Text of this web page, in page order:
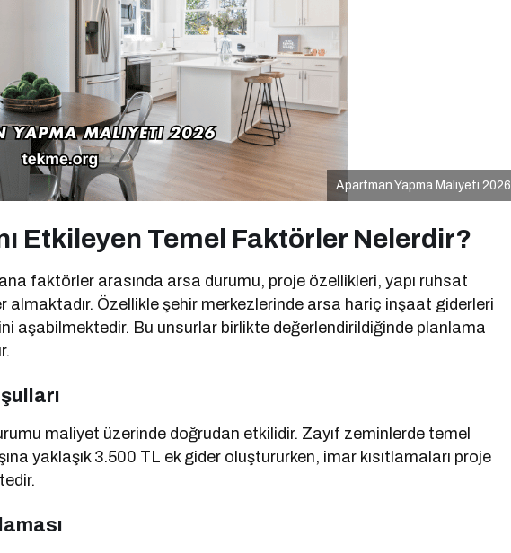
Apartman Yapma Maliyeti 2026
Etkileyen Temel Faktörler Nelerdir?
faktörler arasında arsa durumu, proje özellikleri, yapı ruhsat
almaktadır. Özellikle şehir merkezlerinde arsa hariç inşaat giderleri
aşabilmektedir. Bu unsurlar birlikte değerlendirildiğinde planlama
maliyet üzerinde doğrudan etkilidir. Zayıf zeminlerde temel
yaklaşık 3.500 TL ek gider oluştururken, imar kısıtlamaları proje